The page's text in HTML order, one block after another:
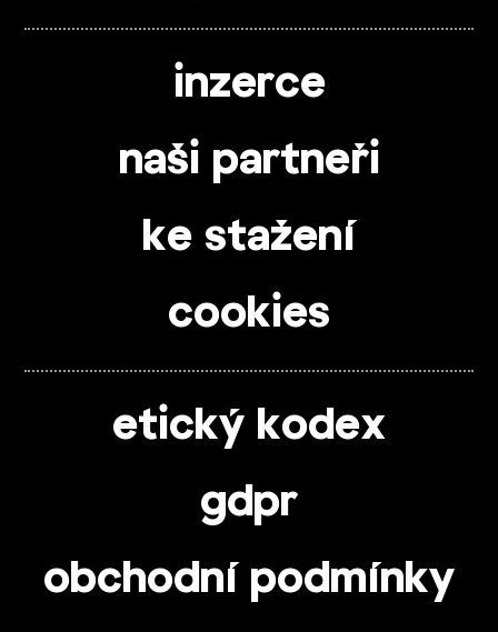
inzerce
naši partneři
ke stažení
cookies
etický kodex
gdpr
obchodní podmínky